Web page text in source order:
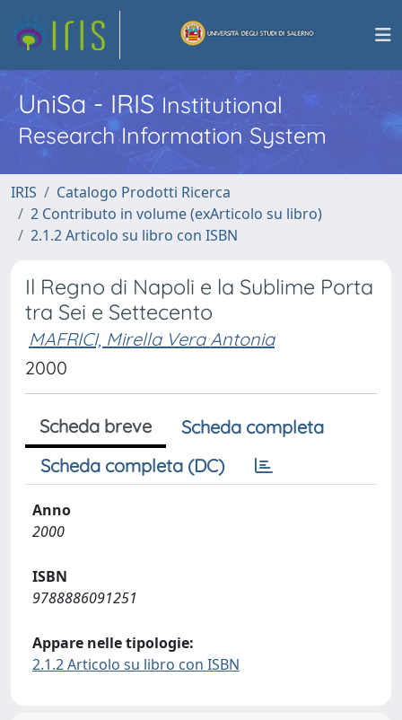
UniSa - IRISInstitutional
Research Information System
IRIS
Catalogo Prodotti Ricerca
2 Contributo in volume (exArticolo su libro)
2.1.2 Articolo su libro con ISBN
Il Regno di Napoli e la Sublime Porta
tra Sei e Settecento
MAFRICI, Mirella Vera Antonia
2000
Scheda breve
Scheda completa
Scheda completa (DC)
Anno
2000
ISBN
9788886091251
Appare nelle tipologie:
2.1.2 Articolo su libro con ISBN